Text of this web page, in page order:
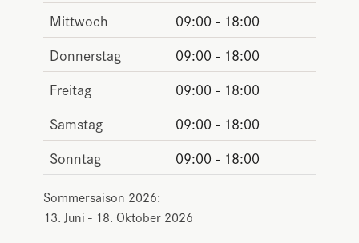
Mittwoch
09:00 - 18:00
Donnerstag
09:00 - 18:00
Freitag
09:00 - 18:00
Samstag
09:00 - 18:00
Sonntag
09:00 - 18:00
Sommersaison 2026:
13. Juni - 18. Oktober 2026